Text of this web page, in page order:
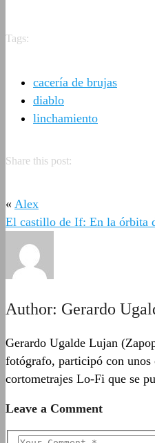
Tags:
cacería de brujas
diablo
linchamiento
Share this post:
« Alex
El castillo de If: En la órbita
Author: Gerardo
Gerardo Ugalde Lujan
fotógrafo, participó con unos
cortometrajes Lo-Fi que se
Leave a Comment